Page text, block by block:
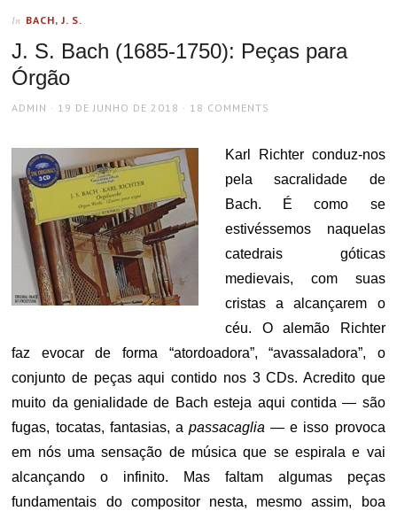
In BACH, J. S.
J. S. Bach (1685-1750): Peças para
Órgão
AUTHOR
ADMIN
POSTED
19 DE JUNHO DE 2018 18 COMMENTS
Karl Richter conduz-nos
pela sacralidade de
Bach. É como se
estivéssemos naquelas
catedrais góticas
medievais, com suas
cristas a alcançarem o
céu. O alemão Richter
faz evocar de forma “atordoadora”, “avassaladora”, o
conjunto de peças aqui contido nos 3 CDs. Acredito que
muito da genialidade de Bach esteja aqui contida — são
fugas, tocatas, fantasias, a passacaglia — e isso provoca
em nós uma sensação de música que se espirala e vai
alcançando o infinito. Mas faltam algumas peças
fundamentais do compositor nesta, mesmo assim, boa